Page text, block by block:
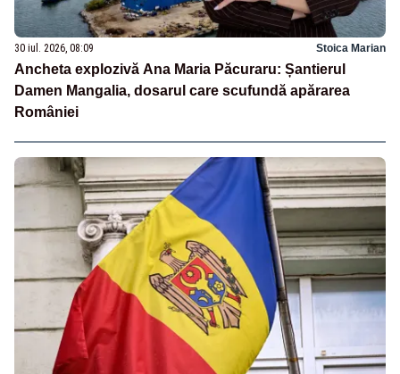
30 iul. 2026, 08:09 Stoica Marian
Ancheta explozivă Ana Maria Păcuraru: Șantierul
Damen Mangalia, dosarul care scufundă apărarea
României